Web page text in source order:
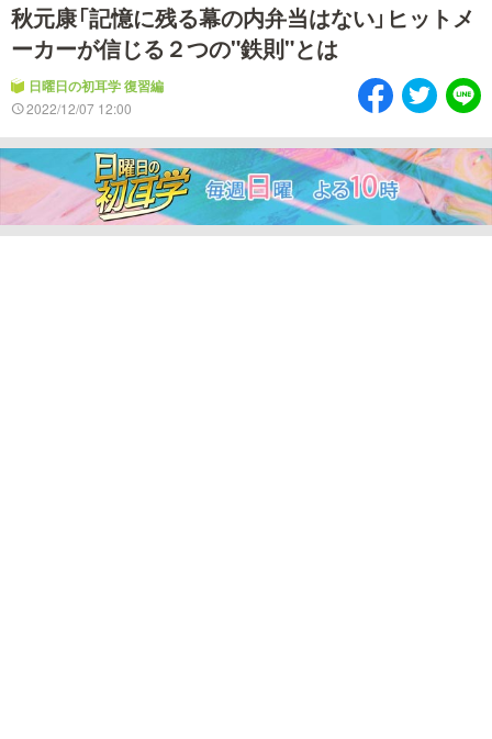
ポーツ
トリセツ
情熱大陸を読む
レストランだけじゃない
「水野真紀の魔法のレスト
痛快！明石家電視台に、
エエ話はいらんねん！
池上彰のニュース解説が
読める！「生！池上彰×山
里亮太」
秋元康「記憶に残る幕の内弁当はない」ヒットメ
ーカーが信じる２つの"鉄則"とは
日曜日の初耳学 復習編
2022/12/07 12:00